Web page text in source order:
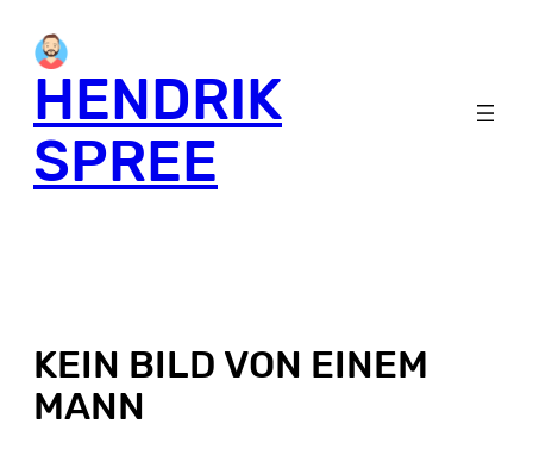
HENDRIK
SPREE
KEIN BILD VON EINEM
MANN